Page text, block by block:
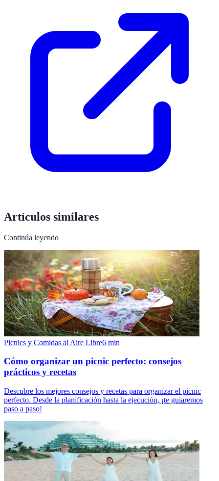
Artículos similares
Continúa leyendo
Picnics y Comidas al Aire Libre6 min
Cómo organizar un picnic perfecto: consejos
prácticos y recetas
Descubre los mejores consejos y recetas para organizar el picnic
perfecto. Desde la planificación hasta la ejecución, ¡te guiaremos
paso a paso!